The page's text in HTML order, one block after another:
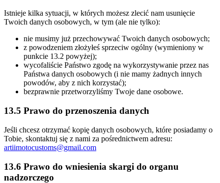
Istnieje kilka sytuacji, w których możesz zlecić nam usunięcie
Twoich danych osobowych, w tym (ale nie tylko):
nie musimy już przechowywać Twoich danych osobowych;
z powodzeniem złożyłeś sprzeciw ogólny (wymieniony w
punkcie 13.2 powyżej);
wycofaliście Państwo zgodę na wykorzystywanie przez nas
Państwa danych osobowych (i nie mamy żadnych innych
powodów, aby z nich korzystać);
bezprawnie przetworzyliśmy Twoje dane osobowe.
13.5 Prawo do przenoszenia danych
Jeśli chcesz otrzymać kopię danych osobowych, które posiadamy o
Tobie, skontaktuj się z nami za pośrednictwem adresu:
artiimotocustoms@gmail.com
13.6 Prawo do wniesienia skargi do organu
nadzorczego